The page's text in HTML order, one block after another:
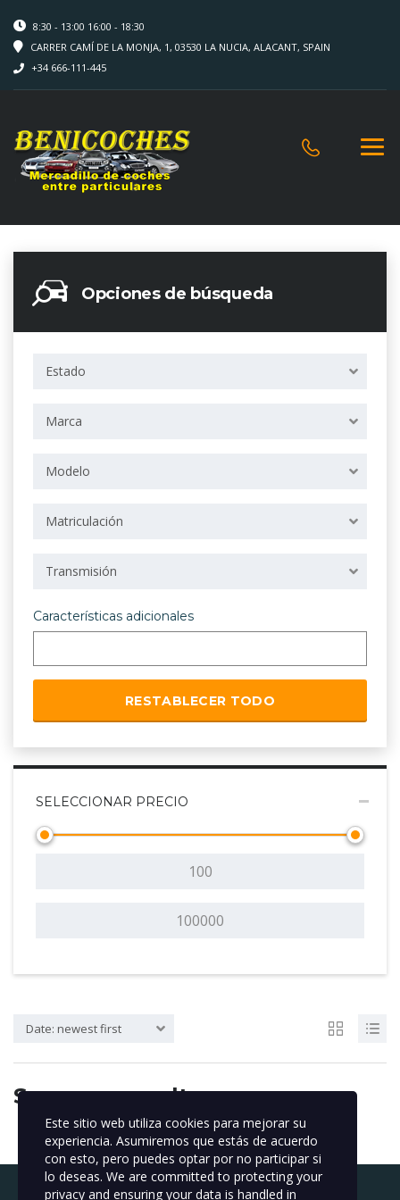
8:30 - 13:00 16:00 - 18:30
CARRER CAMÍ DE LA MONJA, 1, 03530 LA NUCIA, ALACANT, SPAIN
+34 666-111-445
Opciones de búsqueda
Estado
Marca
Modelo
Matriculación
Transmisión
Características adicionales
RESTABLECER TODO
SELECCIONAR PRECIO
Date: newest first
Sorry, no results
Buscar:
Este sitio web utiliza cookies para mejorar su
experiencia. Asumiremos que estás de acuerdo
con esto, pero puedes optar por no participar si
lo deseas. We are committed to protecting your
privacy and ensuring your data is handled in